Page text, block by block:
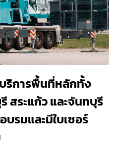
บริการพื้นที่หลักทั้ง
สระแก้ว และจันทบุรี
รมและมีใบเซอร์